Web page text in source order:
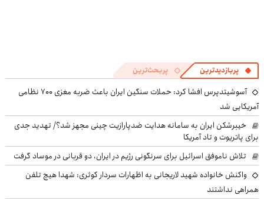
پربازدیدترین پربحث‌ترین
آسوشیتدپرس افشا کرد: حملات سنگین ایران باعث ضربه مغزی ۷۰۰ نظامی
آمریکایی شد
خیبرشکن ایران به سامانه هدایت ضدپارازیت چینی مجهز شد؟/ تهدید جدی
برای پاتریوت و تاد آمریکا
تلاش ناموفق اسرائیل برای سرنگونی رژیم در ایران، دو قربانی در موساد گرفت
واکنش خانواده شهید لاریجانی به اظهارات سردار کوثری: شهدا هیچ تلفن
همراهی نداشتند